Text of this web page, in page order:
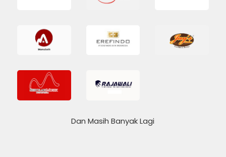
Dan Masih Banyak Lagi